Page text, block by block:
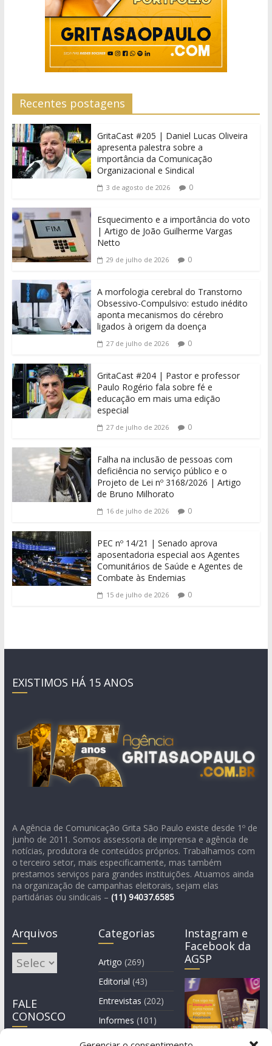
Recentes postagens
GritaCast #205 | Daniel Lucas Oliveira
apresenta palestra sobre a
importância da Comunicação
Organizacional e Sindical
3 de agosto de 2026 0
Esquecimento e a importância do voto
| Artigo de João Guilherme Vargas
Netto
29 de julho de 2026 0
A morfologia cerebral do Transtorno
Obsessivo-Compulsivo: estudo inédito
aponta mecanismos do cérebro
ligados à origem da doença
27 de julho de 2026 0
GritaCast #204 | Pastor e professor
Paulo Rogério fala sobre fé e
educação em mais uma edição
especial
27 de julho de 2026 0
Falha na inclusão de pessoas com
deficiência no serviço público e o
Projeto de Lei nº 3168/2026 | Artigo
de Bruno Milhorato
16 de julho de 2026 0
PEC nº 14/21 | Senado aprova
aposentadoria especial aos Agentes
Comunitários de Saúde e Agentes de
Combate às Endemias
15 de julho de 2026 0
EXISTIMOS HÁ 15 ANOS
A Agência de Comunicação Grita São Paulo existe desde 1º de
junho de 2011. Somos assessoria de imprensa e agência de
notícias, produtora de conteúdos próprios. Trabalhamos com
o terceiro setor, mais especificamente, mas também
prestamos serviços para grandes instituições. Atuamos ainda
na organização de campanhas eleitorais, sejam elas
partidárias ou sindicais – (11) 94037.6585
Arquivos
Arquivos
FALE
CONOSCO
Categorias
Artigo (269)
Editorial (43)
Entrevistas (202)
Informes (101)
Instagram e
Facebook da
AGSP